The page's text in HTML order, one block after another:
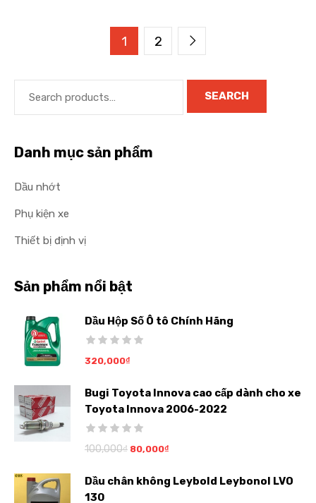
1 2
SEARCH
Danh mục sản phẩm
Dầu nhớt
Phụ kiện xe
Thiết bị định vị
Sản phẩm nổi bật
Dầu Hộp Số Ô tô Chính Hãng
320,000₫
Bugi Toyota Innova cao cấp dành cho xe
Toyota Innova 2006-2022
100,000₫ 80,000₫
Dầu chân không Leybold Leybonol LVO
130